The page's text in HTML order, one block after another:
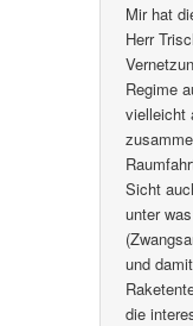
Mir hat
Herr
Regime
vielleicht
Sicht
unter
und
die